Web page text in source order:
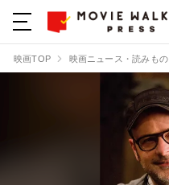
映画TOP 映画ニュース・読みもの